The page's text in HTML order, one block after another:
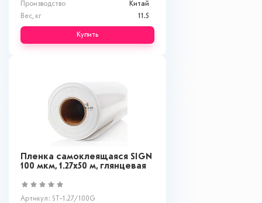
Производство
Китай
Вес, кг
11.5
Купить
Пленка самоклеящаяся SIGN
100 мкм, 1.27x50 м, глянцевая
Артикул: ST-1.27/100G